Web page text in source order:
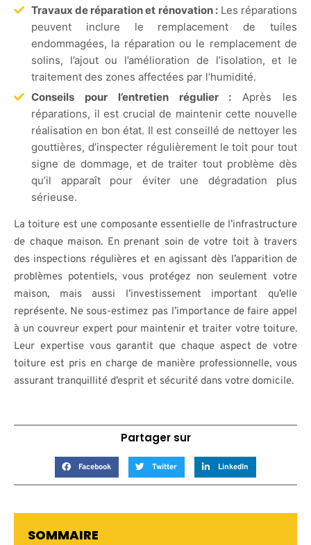
Travaux de réparation et rénovation :Les réparations
peuvent inclure le remplacement de tuiles
endommagées, la réparation ou le remplacement de
solins, l’ajout ou l’amélioration de l’isolation, et le
traitement des zones affectées par l’humidité.
Conseils pour l’entretien régulier : Après les
réparations, il est crucial de maintenir cette nouvelle
réalisation en bon état. Il est conseillé de nettoyer les
gouttières, d’inspecter régulièrement le toit pour tout
signe de dommage, et de traiter tout problème dès
qu’il apparaît pour éviter une dégradation plus
sérieuse.
La toiture est une composante essentielle de l’infrastructure
de chaque maison. En prenant soin de votre toit à travers
des inspections régulières et en agissant dès l’apparition de
problèmes potentiels, vous protégez non seulement votre
maison, mais aussi l’investissement important qu’elle
représente. Ne sous-estimez pas l’importance de faire appel
à un couvreur expert pour maintenir et traiter votre toiture.
Leur expertise vous garantit que chaque aspect de votre
toiture est pris en charge de manière professionnelle, vous
assurant tranquillité d’esprit et sécurité dans votre domicile.
Partager sur
Facebook Twitter LinkedIn
SOMMAIRE